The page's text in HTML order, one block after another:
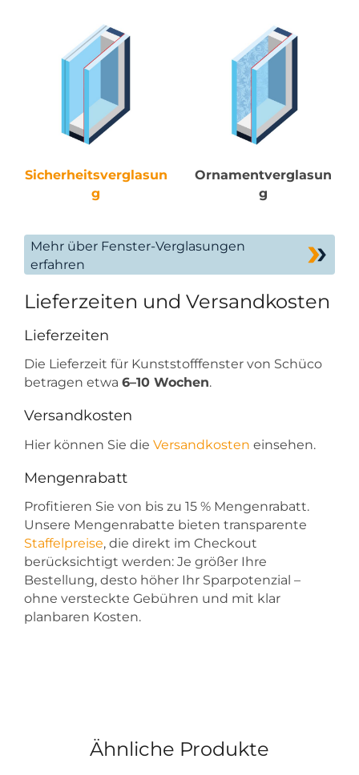
Sicherheitsverglasun
g
Ornamentverglasun
g
Mehr über Fenster-Verglasungen
erfahren
Lieferzeiten und Versandkosten
Lieferzeiten
Die Lieferzeit für Kunststofffenster von Schüco
betragen etwa 6–10 Wochen.
Versandkosten
Hier können Sie die Versandkosten einsehen.
Mengenrabatt
Profitieren Sie von bis zu 15 % Mengenrabatt.
Unsere Mengenrabatte bieten transparente
Staffelpreise, die direkt im Checkout
berücksichtigt werden: Je größer Ihre
Bestellung, desto höher Ihr Sparpotenzial –
ohne versteckte Gebühren und mit klar
planbaren Kosten.
Ähnliche Produkte